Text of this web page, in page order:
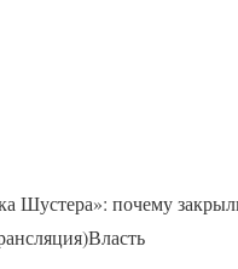
Шустера»: почему